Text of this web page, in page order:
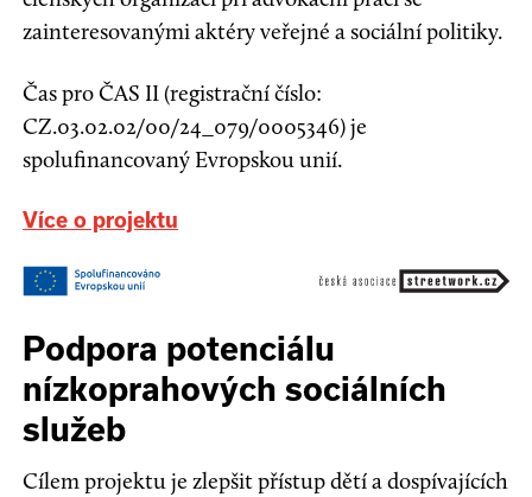
zainteresovanými aktéry veřejné a sociální politiky.
Čas pro ČAS II (registrační číslo:
CZ.03.02.02/00/24_079/0005346) je
spolufinancovaný Evropskou unií.
Více o projektu
Podpora potenciálu
nízkoprahových sociálních
služeb
Cílem projektu je zlepšit přístup dětí a dospívajících